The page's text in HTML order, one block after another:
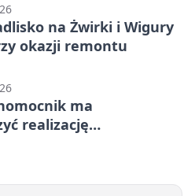
na Żwirki i Wigury
okazji remontu
ma
realizację